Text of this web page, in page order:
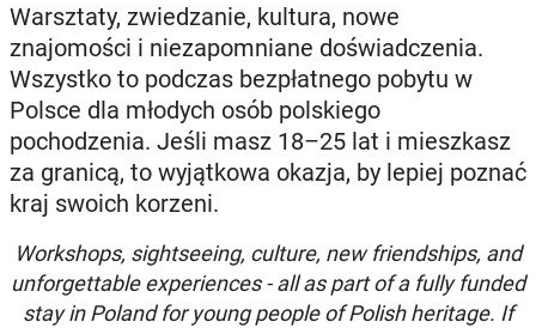
Warsztaty, zwiedzanie, kultura, nowe
znajomości i niezapomniane doświadczenia.
Wszystko to podczas bezpłatnego pobytu w
Polsce dla młodych osób polskiego
pochodzenia. Jeśli masz 18–25 lat i mieszkasz
za granicą, to wyjątkowa okazja, by lepiej poznać
kraj swoich korzeni.
Workshops, sightseeing, culture, new friendships, and
unforgettable experiences - all as part of a fully funded
stay in Poland for young people of Polish heritage. If